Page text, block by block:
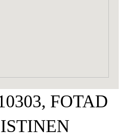
FOTAD